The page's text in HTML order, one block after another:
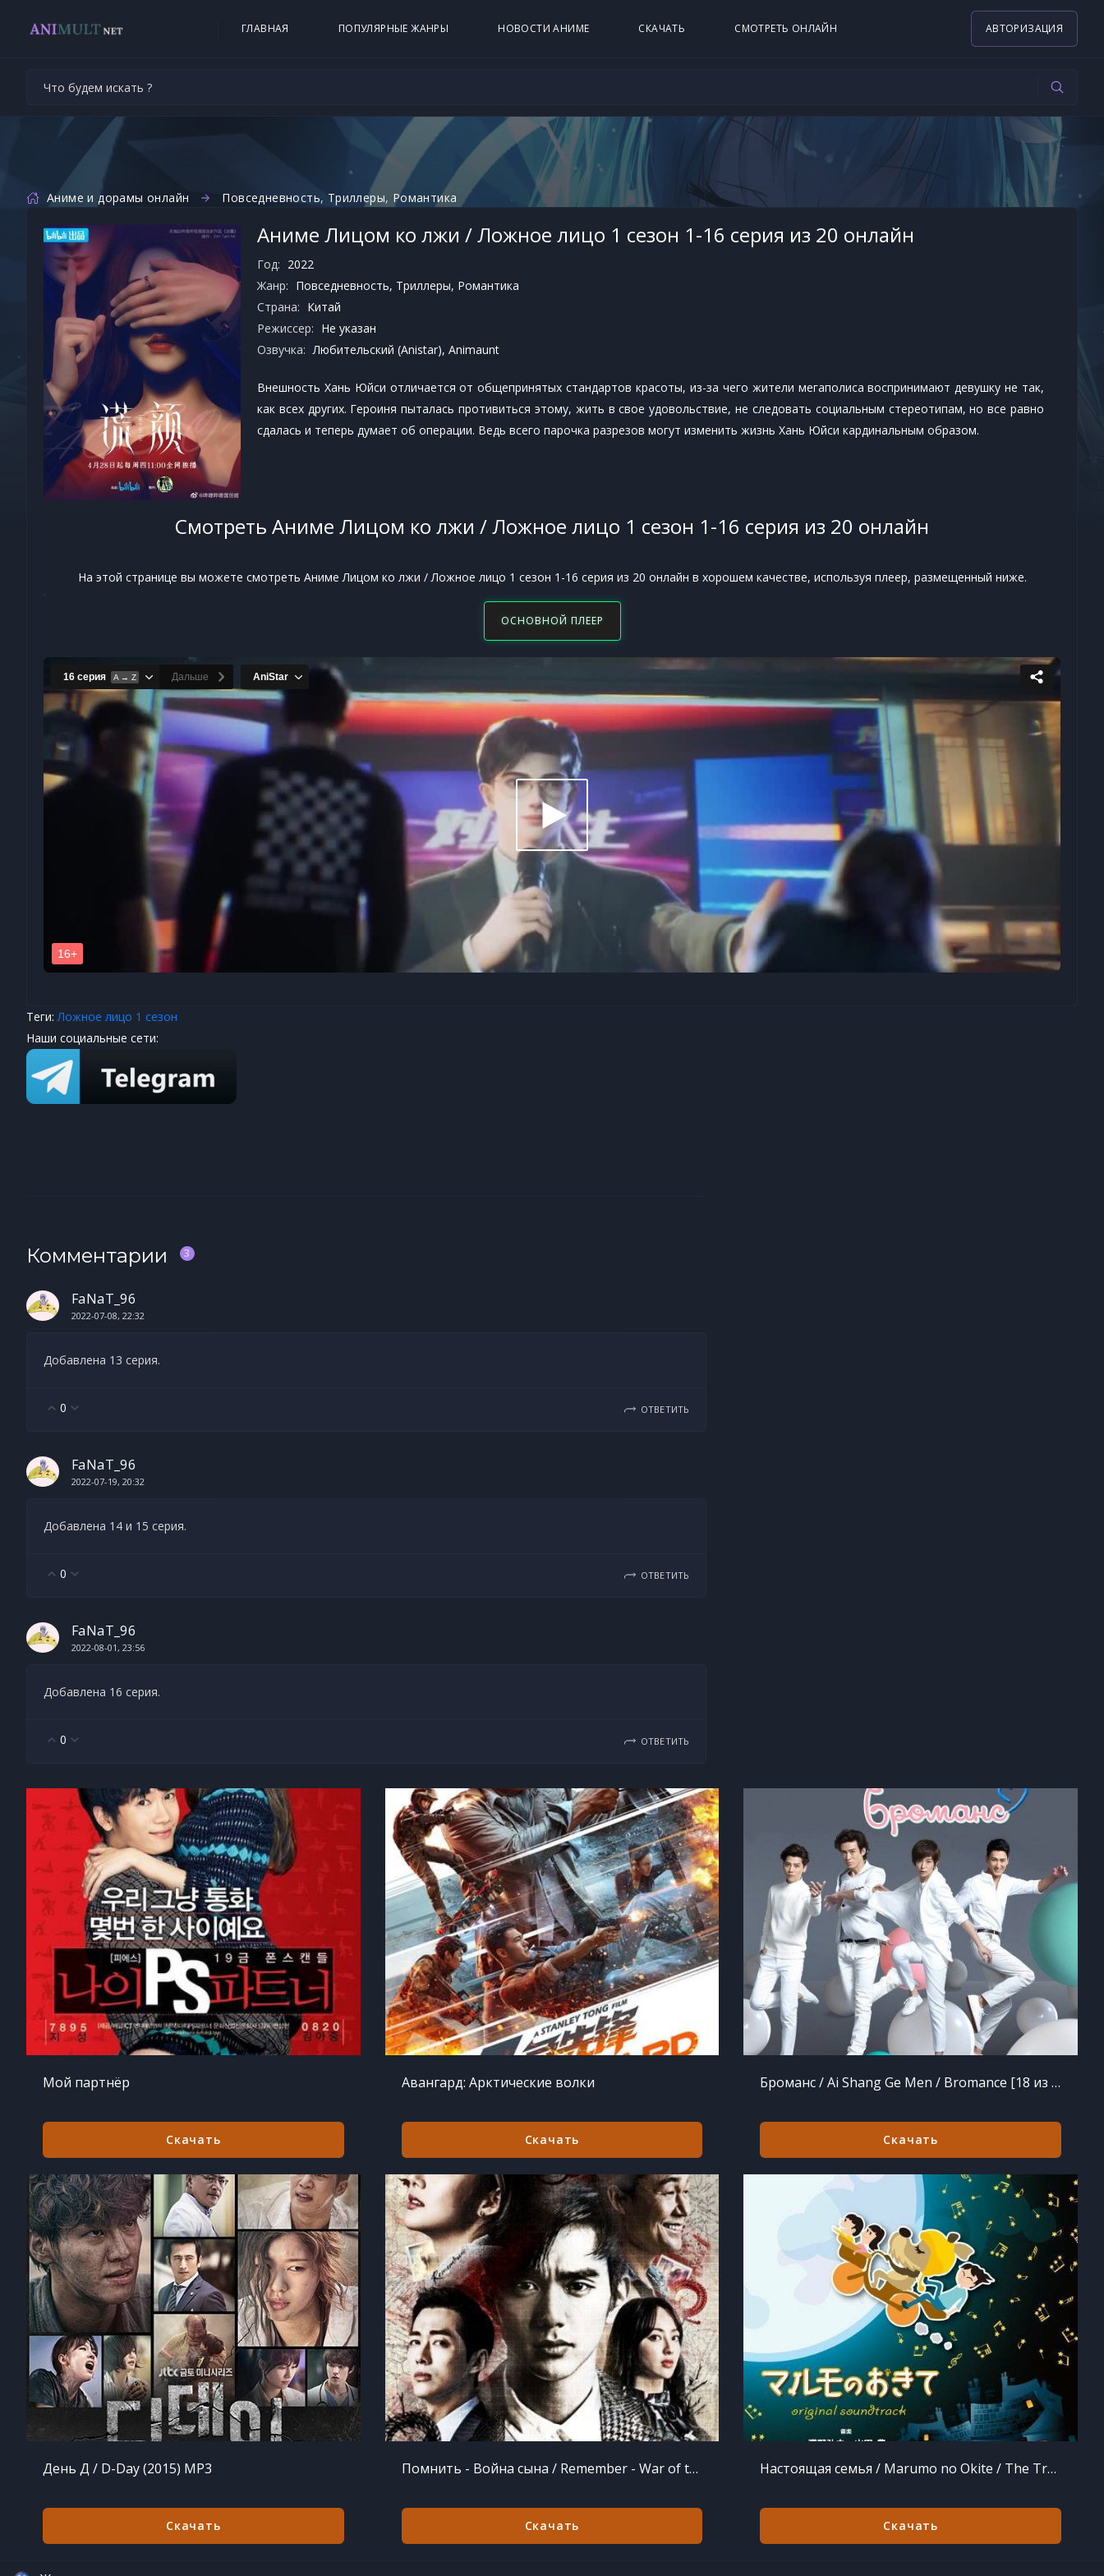
ГЛАВНАЯ ПОПУЛЯРНЫЕ ЖАНРЫ НОВОСТИ АНИМЕ СКАЧАТЬ СМОТРЕТЬ ОНЛАЙН АВТОРИЗАЦИЯ
Аниме и дорамы онлайн Повседневность, Триллеры, Романтика
Аниме Лицом ко лжи / Ложное лицо 1 сезон 1-16 серия из 20 онлайн
Год: 2022
Жанр: Повседневность, Триллеры, Романтика
Страна: Китай
Режиссер: Не указан
Озвучка: Любительский (Anistar), Animaunt
Внешность Хань Юйси отличается от общепринятых стандартов красоты, из-за чего жители мегаполиса воспринимают девушку не так,
как всех других. Героиня пыталась противиться этому, жить в свое удовольствие, не следовать социальным стереотипам, но все равно
сдалась и теперь думает об операции. Ведь всего парочка разрезов могут изменить жизнь Хань Юйси кардинальным образом.
Смотреть Аниме Лицом ко лжи / Ложное лицо 1 сезон 1-16 серия из 20 онлайн
На этой странице вы можете смотреть Аниме Лицом ко лжи / Ложное лицо 1 сезон 1-16 серия из 20 онлайн в хорошем качестве, используя плеер, размещенный ниже.
ОСНОВНОЙ ПЛЕЕР
Теги:Ложное лицо 1 сезон
Наши социальные сети:
Мой партнёр
Скачать
Авангард: Арктические волки
Скачать
Броманс / Ai Shang Ge Men / Bromance [18 из 18 + Special] (2015)
Скачать
День Д / D-Day (2015) MP3
Скачать
Помнить - Война сына / Remember - War of the Son / Remember - War of the Son [20 из 20] (2015) HDTVRip
Скачать
Настоящая семья / Marumo no Okite / The Tradition of Malmo (2011) MP3
Скачать
Комментарии 3
FaNaT_96
2022-07-08, 22:32
Добавлена 13 серия.
0 ОТВЕТИТЬ
FaNaT_96
2022-07-19, 20:32
Добавлена 14 и 15 серия.
0 ОТВЕТИТЬ
FaNaT_96
2022-08-01, 23:56
Добавлена 16 серия.
0 ОТВЕТИТЬ